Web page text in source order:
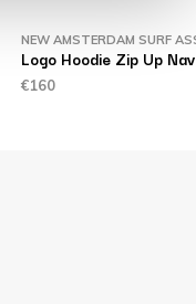
NEW AMSTERDAM SURF
Logo Hoodie Zip Up
€160